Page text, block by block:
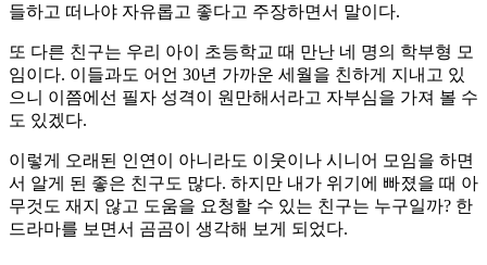
들하고 떠나야 자유롭고 좋다고 주장하면서 말이다.
또 다른 친구는 우리 아이 초등학교 때 만난 네 명의 학부형 모
임이다. 이들과도 어언 30년 가까운 세월을 친하게 지내고 있
으니 이쯤에선 필자 성격이 원만해서라고 자부심을 가져 볼 수
도 있겠다.
이렇게 오래된 인연이 아니라도 이웃이나 시니어 모임을 하면
서 알게 된 좋은 친구도 많다. 하지만 내가 위기에 빠졌을 때 아
무것도 재지 않고 도움을 요청할 수 있는 친구는 누구일까? 한
드라마를 보면서 곰곰이 생각해 보게 되었다.